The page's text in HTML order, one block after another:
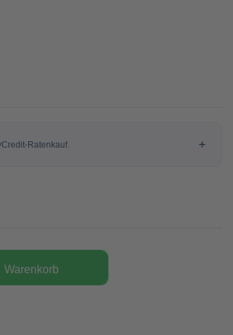
Warenkorb